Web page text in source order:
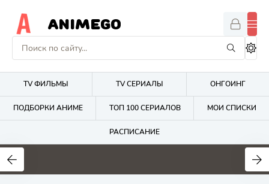
ANIMEGO
TV ФИЛЬМЫ TV СЕРИАЛЫ ОНГОИНГ
ПОДБОРКИ АНИМЕ ТОП 100 СЕРИАЛОВ МОИ СПИСКИ
РАСПИСАНИЕ
1.7